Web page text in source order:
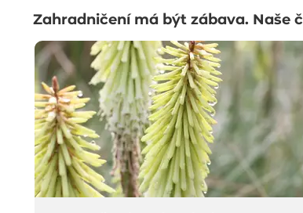
Zahradničení má být zábava. Naše